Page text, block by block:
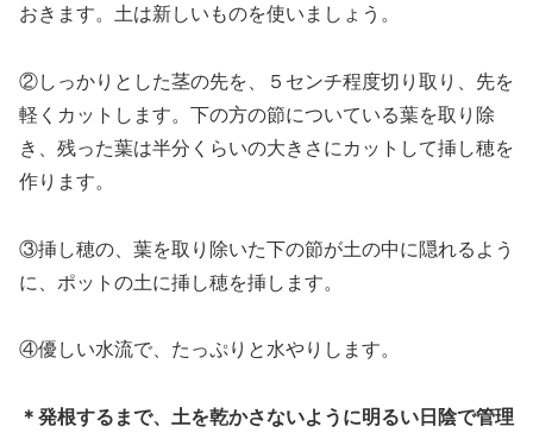
おきます。土は新しいものを使いましょう。
②しっかりとした茎の先を、５センチ程度切り取り、先を
軽くカットします。下の方の節についている葉を取り除
き、残った葉は半分くらいの大きさにカットして挿し穂を
作ります。
③挿し穂の、葉を取り除いた下の節が土の中に隠れるよう
に、ポットの土に挿し穂を挿します。
④優しい水流で、たっぷりと水やりします。
＊発根するまで、土を乾かさないように明るい日陰で管理